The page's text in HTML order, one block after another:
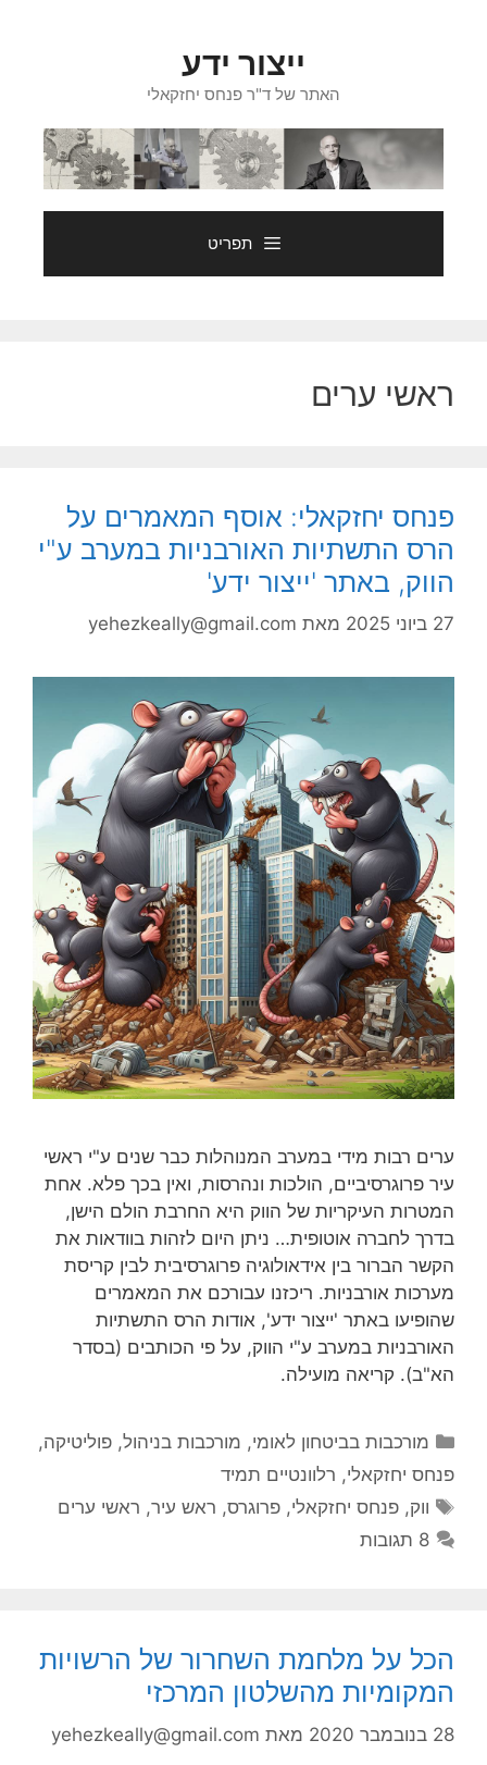
ייצור ידע
האתר של ד"ר פנחס יחזקאלי
תפריט
ראשי ערים
פנחס יחזקאלי: אוסף המאמרים על
הרס התשתיות האורבניות במערב ע"י
הווק, באתר 'ייצור ידע'
27 ביוני 2025 מאת yehezkeally@gmail.com
ערים רבות מידי במערב המנוהלות כבר שנים ע"י ראשי
עיר פרוגרסיביים, הולכות ונהרסות, ואין בכך פלא. אחת
המטרות העיקריות של הווק היא החרבת הולם הישן,
בדרך לחברה אוטופית… ניתן היום לזהות בוודאות את
הקשר הברור בין אידאולוגיה פרוגרסיבית לבין קריסת
מערכות אורבניות. ריכזנו עבורכם את המאמרים
שהופיעו באתר 'ייצור ידע', אודות הרס התשתיות
האורבניות במערב ע"י הווק, על פי הכותבים (בסדר
הא"ב). קריאה מועילה.
קטגוריות
מורכבות בביטחון לאומי, מורכבות בניהול,פוליטיקה,
פנחס יחזקאלי, רלוונטיים תמיד
תגיות
ווק,פנחס יחזקאלי,פרוגרס, ראש עיר, ראשי ערים
8 תגובות
הכל על מלחמת השחרור של הרשויות
המקומיות מהשלטון המרכזי
28 בנובמבר 2020 מאת yehezkeally@gmail.com